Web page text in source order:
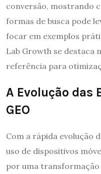
conversão, mostrando
formas de busca pode
focar em exemplos
Lab Growth se destaca
referência para
A Evolução das
GEO
Com a rápida evolução
uso de dispositivos
por uma